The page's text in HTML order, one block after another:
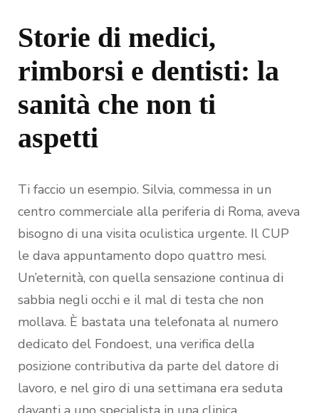
Storie di medici,
rimborsi e dentisti: la
sanità che non ti
aspetti
Ti faccio un esempio. Silvia, commessa in un
centro commerciale alla periferia di Roma, aveva
bisogno di una visita oculistica urgente. Il CUP
le dava appuntamento dopo quattro mesi.
Un’eternità, con quella sensazione continua di
sabbia negli occhi e il mal di testa che non
mollava. È bastata una telefonata al numero
dedicato del Fondoest, una verifica della
posizione contributiva da parte del datore di
lavoro, e nel giro di una settimana era seduta